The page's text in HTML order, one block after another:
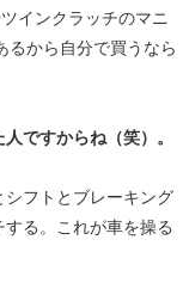
インクラッチのマニ
るから自分で買うなら
ですからね（笑）。
フトとブレーキング
る。これが車を操る